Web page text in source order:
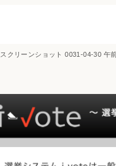
スクリーンショット 0031-04-30 午